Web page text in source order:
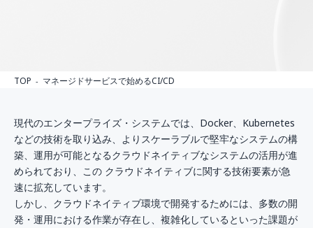
TOP マネージドサービスで始めるCI/CD
現代のエンタープライズ・システムでは、Docker、Kubernetes
などの技術を取り込み、よりスケーラブルで堅牢なシステムの構
築、運用が可能となるクラウドネイティブなシステムの活用が進
められており、この クラウドネイティブに関する技術要素が急
速に拡充しています。
しかし、クラウドネイティブ環境で開発するためには、多数の開
発・運用における作業が存在し、複雑化しているといった課題が